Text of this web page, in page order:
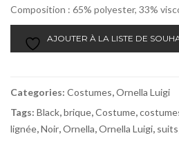
Composition : 65% polyester, 33%
AJOUTER À LA LISTE DE
Categories: Costumes,Ornella Luigi
Tags: Black,brique,Costume,
lignée,Noir,Ornella,Ornella Luigi, suits